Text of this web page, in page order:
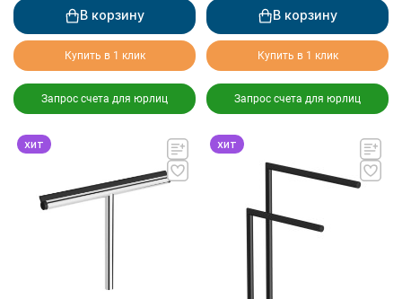
В корзину
Купить в 1 клик
Запрос счета для юрлиц
В корзину
Купить в 1 клик
Запрос счета для юрлиц
хит хит